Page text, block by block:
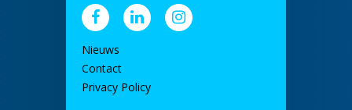
Nieuws
Contact
Privacy Policy